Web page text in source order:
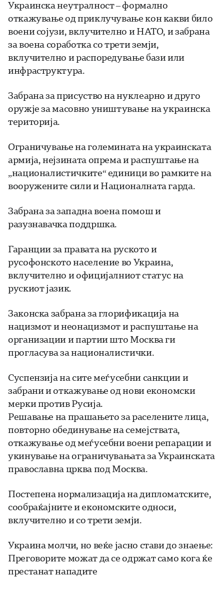
Украинска неутралност – формално
откажување од приклучување кон какви било
воени сојузи, вклучително и НАТО, и забрана
за воена соработка со трети земји,
вклучително и распоредување бази или
инфраструктура.
Забрана за присуство на нуклеарно и друго
оружје за масовно уништување на украинска
територија.
Ограничување на големината на украинската
армија, нејзината опрема и распуштање на
„националистичките“ единици во рамките на
вооружените сили и Националната гарда.
Забрана за западна воена помош и
разузнавачка поддршка.
Гаранции за правата на руското и
русофонското население во Украина,
вклучително и официјалниот статус на
рускиот јазик.
Законска забрана за глорификација на
нацизмот и неонацизмот и распуштање на
организации и партии што Москва ги
прогласува за националистички.
Суспензија на сите меѓусебни санкции и
забрани и откажување од нови економски
мерки против Русија.
Решавање на прашањето за раселените лица,
повторно обединување на семејствата,
откажување од меѓусебни воени репарации и
укинување на ограничувањата за Украинската
православна црква под Москва.
Постепена нормализација на дипломатските,
сообраќајните и економските односи,
вклучително и со трети земји.
Украина молчи, но веќе јасно стави до знаење:
Преговорите можат да се одржат само кога ќе
престанат нападите